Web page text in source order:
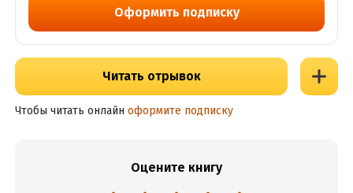
Оформить подписку
Читать отрывок
Чтобы читать онлайн оформите подписку
Оцените книгу